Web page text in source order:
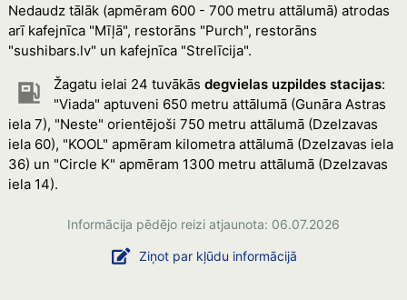
Nedaudz tālāk (apmēram 600 - 700 metru attālumā) atrodas
arī kafejnīca "Mīļā", restorāns "Purch", restorāns
"sushibars.lv" un kafejnīca "Strelīcija".
Žagatu ielai 24 tuvākās degvielas uzpildes stacijas:
"Viada" aptuveni 650 metru attālumā (Gunāra Astras
iela 7), "Neste" orientējoši 750 metru attālumā (Dzelzavas
iela 60), "KOOL" apmēram kilometra attālumā (Dzelzavas iela
36) un "Circle K" apmēram 1300 metru attālumā (Dzelzavas
iela 14).
Informācija pēdējo reizi atjaunota: 06.07.2026
Ziņot par kļūdu informācijā